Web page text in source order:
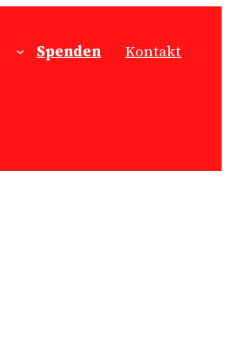
Spenden Kontakt